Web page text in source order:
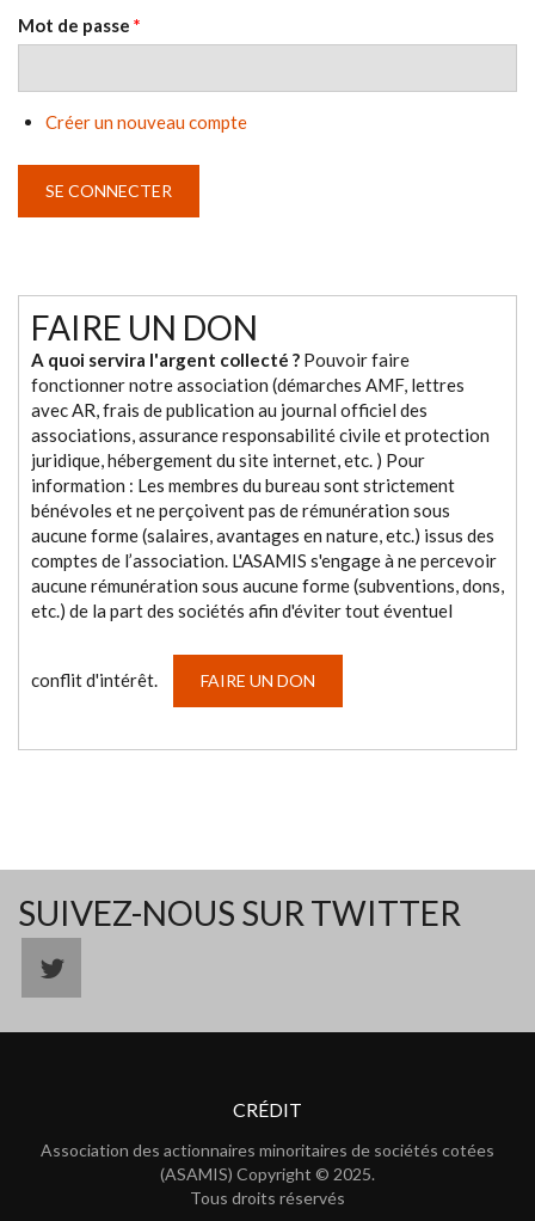
Mot de passe *
Créer un nouveau compte
FAIRE UN DON
A quoi servira l'argent collecté ? Pouvoir faire
fonctionner notre association (démarches AMF, lettres
avec AR, frais de publication au journal officiel des
associations, assurance responsabilité civile et protection
juridique, hébergement du site internet, etc. ) Pour
information : Les membres du bureau sont strictement
bénévoles et ne perçoivent pas de rémunération sous
aucune forme (salaires, avantages en nature, etc.) issus des
comptes de l’association. L'ASAMIS s'engage à ne percevoir
aucune rémunération sous aucune forme (subventions, dons,
etc.) de la part des sociétés afin d'éviter tout éventuel
conflit d'intérêt. FAIRE UN DON
SUIVEZ-NOUS SUR TWITTER
CRÉDIT
Association des actionnaires minoritaires de sociétés cotées
(ASAMIS) Copyright © 2025.
Tous droits réservés